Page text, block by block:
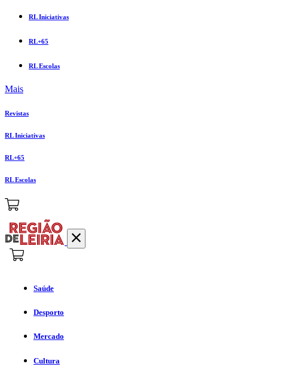
RL Iniciativas
RL+65
RL Escolas
Mais
Revistas
RL Iniciativas
RL+65
RL Escolas
Saúde
Desporto
Mercado
Cultura